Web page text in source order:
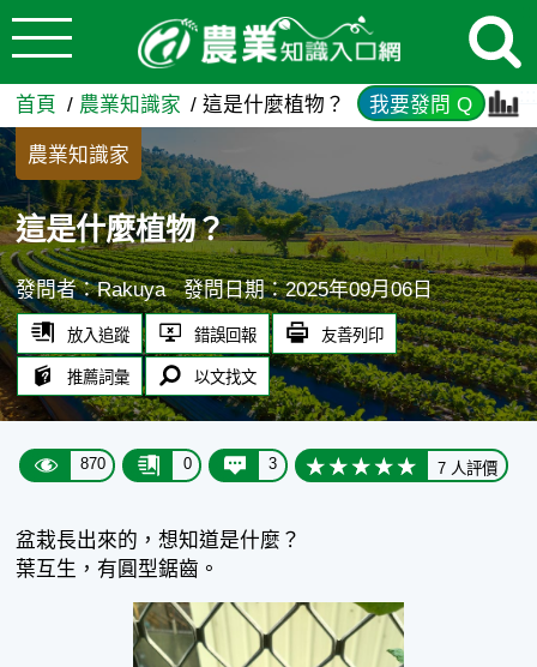
跳到主要內容
這是什麼植物？ - 農業知識入
首頁 農業知識家 這是什麼植物？ 我要發問 Q
農業知識家
這是什麼植物？
發問者：Rakuya 發問日期：2025年09月06日
放入追蹤 錯誤回報 友善列印
推薦詞彙 以文找文
870 0 3 7 人評價
盆栽長出來的，想知道是什麼？
葉互生，有圓型鋸齒。